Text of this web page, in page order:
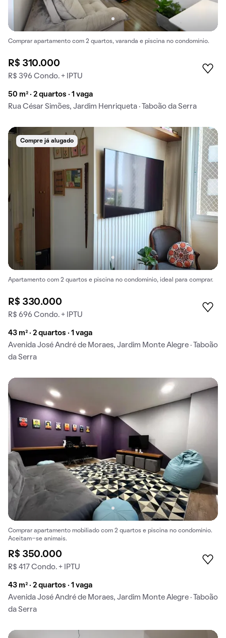
Comprar apartamento com 2 quartos, varanda e piscina no condomínio.
R$ 310.000
R$ 396 Condo. + IPTU
50 m² · 2 quartos · 1 vaga
Rua César Simões, Jardim Henriqueta · Taboão da Serra
Compre já alugado
Apartamento com 2 quartos e piscina no condomínio, ideal para comprar.
R$ 330.000
R$ 696 Condo. + IPTU
43 m² · 2 quartos · 1 vaga
Avenida José André de Moraes, Jardim Monte Alegre · Taboão
da Serra
Comprar apartamento mobiliado com 2 quartos e piscina no condomínio.
Aceitam-se animais.
R$ 350.000
R$ 417 Condo. + IPTU
43 m² · 2 quartos · 1 vaga
Avenida José André de Moraes, Jardim Monte Alegre · Taboão
da Serra